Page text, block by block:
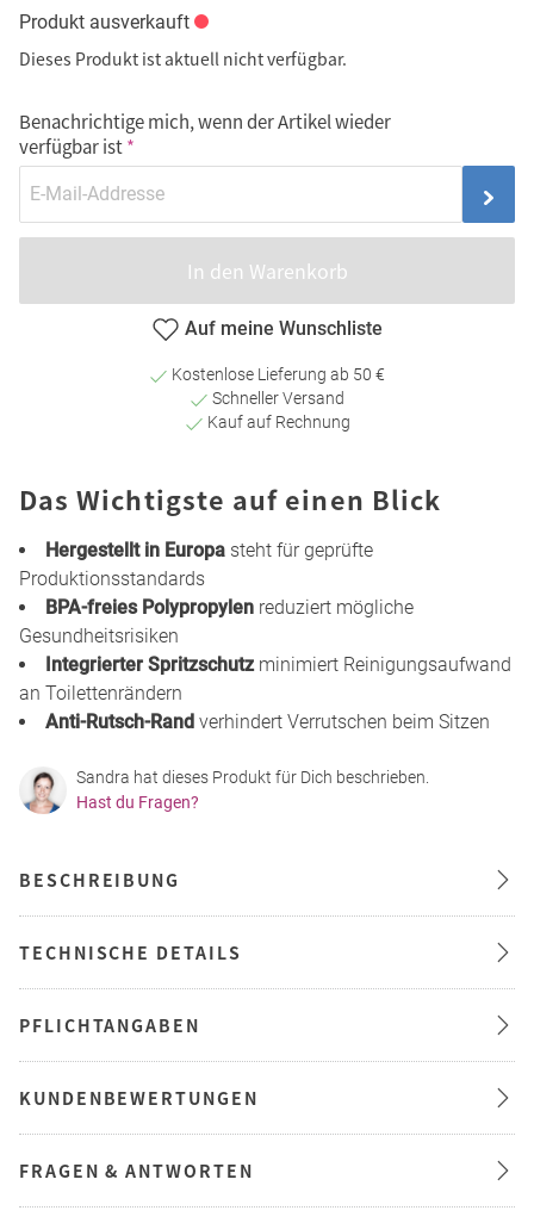
Produkt ausverkauft
Dieses Produkt ist aktuell nicht verfügbar.
Benachrichtige mich, wenn der Artikel wieder
verfügbar ist
In den Warenkorb
Auf meine Wunschliste
Kostenlose Lieferung ab 50 €
Schneller Versand
Kauf auf Rechnung
Das Wichtigste auf einen Blick
Hergestellt in Europa steht für geprüfte
Produktionsstandards
BPA-freies Polypropylen reduziert mögliche
Gesundheitsrisiken
Integrierter Spritzschutzminimiert Reinigungsaufwand
an Toilettenrändern
Anti-Rutsch-Rand verhindert Verrutschen beim Sitzen
Sandra hat dieses Produkt für Dich beschrieben.
Hast du Fragen?
BESCHREIBUNG
TECHNISCHE DETAILS
PFLICHTANGABEN
KUNDENBEWERTUNGEN
FRAGEN & ANTWORTEN